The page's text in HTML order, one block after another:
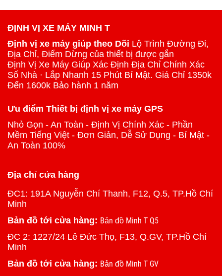
ĐỊNH VỊ XE MÁY MINH T
Định vị xe máy giúp theo Dõi Lộ Trình Đường Đi,
Địa Chỉ, Điểm Dừng của thiết bị được gắn
Định Vị Xe Máy Giúp Xác Định Địa Chỉ Chính Xác
Số Nhà · Lắp Nhanh 15 Phút Bí Mật. Giá Chỉ 1350k
Đến 1600k Bảo hành 1 năm
Ưu điểm Thiết bị định vị xe máy GPS
Nhỏ Gọn - An Toàn - Định Vị Chính Xác - Phần
Mềm Tiếng Việt - Đơn Giản, Dễ Sử Dụng - Bí Mật -
An Toàn 100%
Địa chỉ cửa hàng
ĐC1: 191A Nguyễn Chí Thanh, F12, Q.5, TP.Hồ Chí
Minh
Bản đồ tới cửa hàng: Bản đồ Minh T Q5
ĐC 2: 1227/24 Lê Đức Thọ, F13, Q.GV, TP.Hồ Chí
Minh
Bản đồ tới cửa hàng: Bản đồ Minh T GV